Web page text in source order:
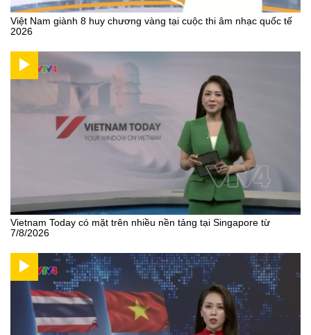
Việt Nam giành 8 huy chương vàng tại cuộc thi âm nhạc quốc tế
2026
Vietnam Today có mặt trên nhiều nền tảng tại Singapore từ
7/8/2026